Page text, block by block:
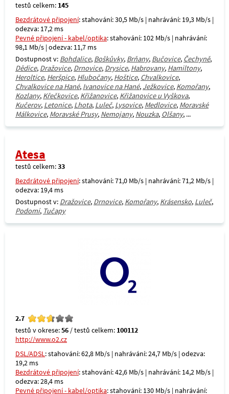
testů celkem: 145
Bezdrátové připojení: stahování: 30,5 Mb/s | nahrávání: 19,3 Mb/s |
odezva: 17,2 ms
Pevné připojení - kabel/optika: stahování: 102 Mb/s | nahrávání:
98,1 Mb/s | odezva: 11,7 ms
Dostupnost v: Bohdalice, Boškůvky, Brňany, Bučovice, Čechyně,
Dědice, Dražovice, Drnovice, Drysice, Habrovany, Hamiltony,
Heroltice, Heršpice, Hlubočany, Hoštice, Chvalkovice,
Chvalkovice na Hané, Ivanovice na Hané, Ježkovice, Komořany,
Kozlany, Křečkovice, Křižanovice, Křižanovice u Vyškova,
Kučerov, Letonice, Lhota, Luleč, Lysovice, Medlovice, Moravské
Málkovice, Moravské Prusy, Nemojany, Nouzka, Olšany, ...
Atesa
testů celkem:33
Bezdrátové připojení: stahování: 71,0 Mb/s | nahrávání: 71,2 Mb/s |
odezva: 19,4 ms
Dostupnost v: Dražovice, Drnovice, Komořany, Krásensko, Luleč,
Podomí, Tučapy
2.7
testů v okrese:56 / testů celkem: 100112
http://www.o2.cz
DSL/ADSL: stahování: 62,8 Mb/s | nahrávání: 24,7 Mb/s | odezva:
19,2 ms
Bezdrátové připojení: stahování: 42,6 Mb/s | nahrávání: 14,2 Mb/s |
odezva: 28,4 ms
Pevné připojení - kabel/optika: stahování: 130 Mb/s | nahrávání: